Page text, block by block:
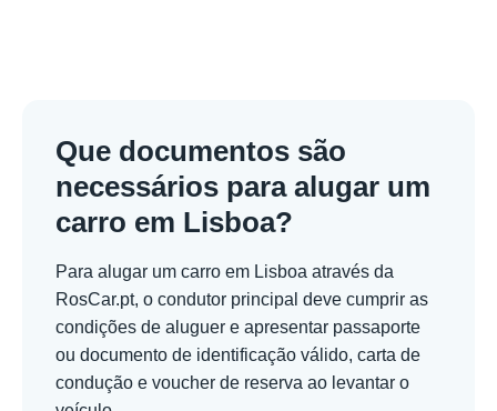
Que documentos são
necessários para alugar um
carro em Lisboa?
Para alugar um carro em Lisboa através da
RosCar.pt, o condutor principal deve cumprir as
condições de aluguer e apresentar passaporte
ou documento de identificação válido, carta de
condução e voucher de reserva ao levantar o